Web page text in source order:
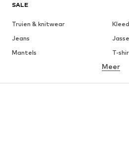
SALE
Truien & knitwear
Jeans
Mantels
T-
Meer